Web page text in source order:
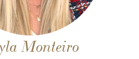
Monteiro